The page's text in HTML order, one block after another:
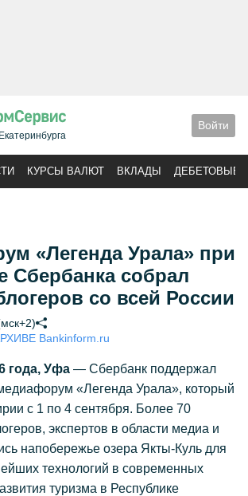
Войти
КУРСЫ ВАЛЮТ ВКЛАДЫ ДЕБЕТОВЫЕ
«Легенда Урала» при
Сбербанка собрал
со всей России
Bankinform.ru
года, Уфа — Сбербанк поддержал
«Легенда Урала», который
с 1 по 4 сентября. Более 70
экспертов в области медиа и
напобережье озера Якты-Куль для
технологий в современных
туризма в Республике